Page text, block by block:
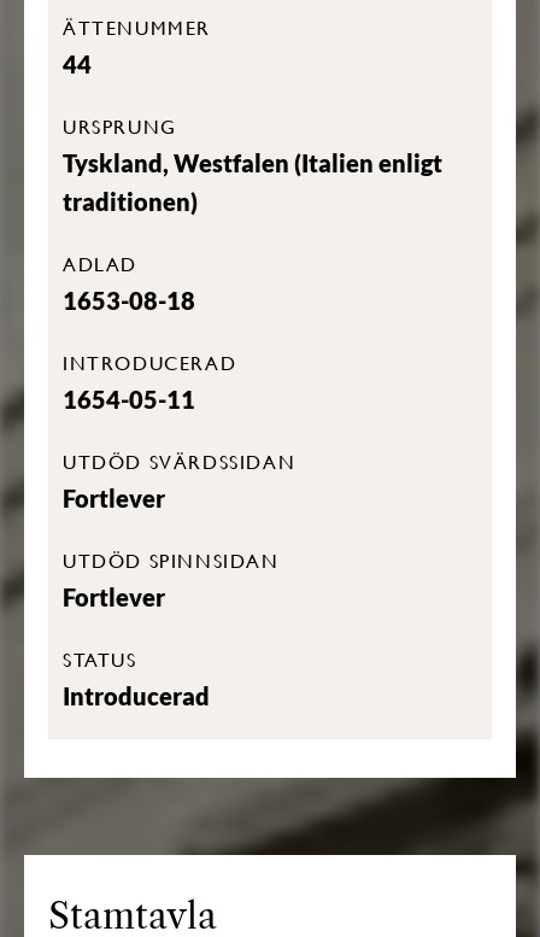
ÄTTENUMMER
44
URSPRUNG
Tyskland, Westfalen (Italien enligt
traditionen)
ADLAD
1653-08-18
INTRODUCERAD
1654-05-11
UTDÖD SVÄRDSSIDAN
Fortlever
UTDÖD SPINNSIDAN
Fortlever
STATUS
Introducerad
Stamtavla